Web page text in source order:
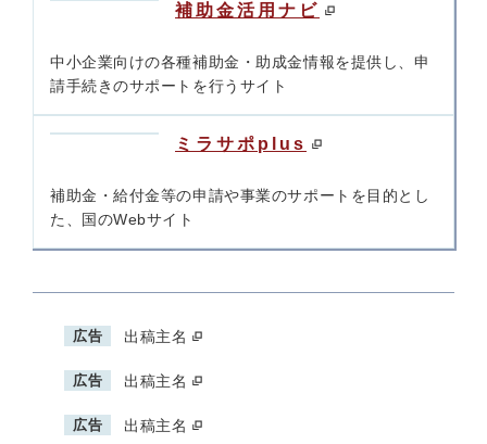
補助金活用ナビ
中小企業向けの各種補助金・助成金情報を提供し、申
請手続きのサポートを行うサイト
ミラサポplus
補助金・給付金等の申請や事業のサポートを目的とし
た、国のWebサイト
広告 出稿主名
広告 出稿主名
広告 出稿主名